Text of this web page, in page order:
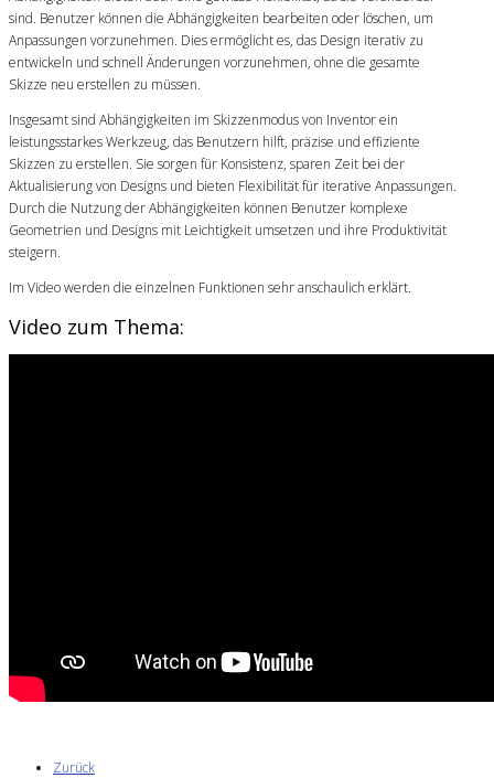
sind. Benutzer können die Abhängigkeiten bearbeiten oder löschen, um
Anpassungen vorzunehmen. Dies ermöglicht es, das Design iterativ zu
entwickeln und schnell Änderungen vorzunehmen, ohne die gesamte
Skizze neu erstellen zu müssen.
Insgesamt sind Abhängigkeiten im Skizzenmodus von Inventor ein
leistungsstarkes Werkzeug, das Benutzern hilft, präzise und effiziente
Skizzen zu erstellen. Sie sorgen für Konsistenz, sparen Zeit bei der
Aktualisierung von Designs und bieten Flexibilität für iterative Anpassungen.
Durch die Nutzung der Abhängigkeiten können Benutzer komplexe
Geometrien und Designs mit Leichtigkeit umsetzen und ihre Produktivität
steigern.
Im Video werden die einzelnen Funktionen sehr anschaulich erklärt.
Video zum Thema:
Zurück